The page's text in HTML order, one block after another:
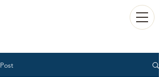
Post